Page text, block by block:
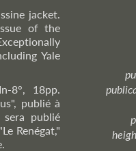
jacket.
of the
Yale
8°, 18pp.
publié à
publié
Renégat,"